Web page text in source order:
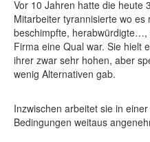
Vor 10 Jahren hatte die heute
Mitarbeiter tyrannisierte wo
beschimpfte,
Firma eine Qual war. Sie hielt
ihrer zwar sehr hohen, aber
wenig Alternativen gab.
Inzwischen arbeitet sie in
Bedingungen weitaus